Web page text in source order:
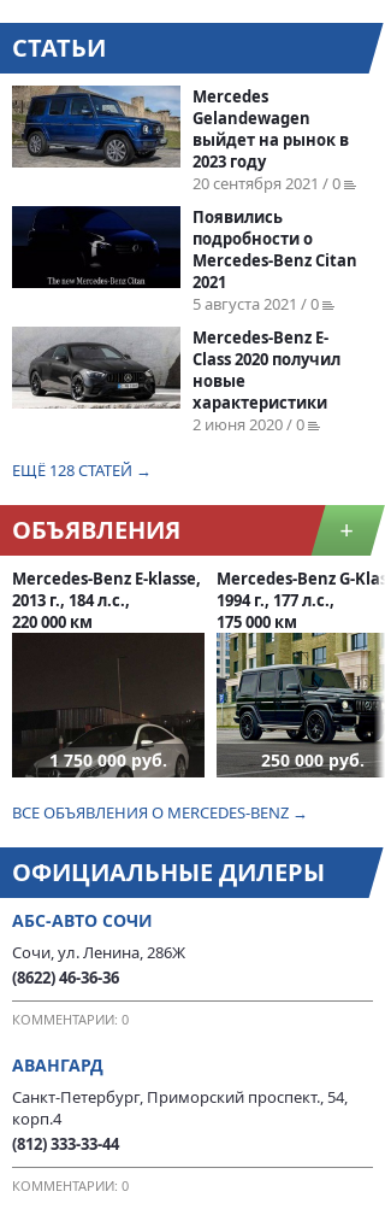
СТАТЬИ
Mercedes
Gelandewagen
выйдет на рынок в
2023 году
20 сентября 2021 / 0
Появились
подробности о
Mercedes-Benz Citan
2021
5 августа 2021 / 0
Mercedes-Benz E-
Class 2020 получил
новые
характеристики
2 июня 2020 / 0
ЕЩЁ 128 СТАТЕЙ →
ОБЪЯВЛЕНИЯ +
Mercedes-Benz E-klasse,
2013 г., 184 л.с.,
220 000 км
1 750 000 руб.
Mercedes-Benz G-
1994 г., 177 л.с.,
175 000 км
250 000 руб.
ВСЕ ОБЪЯВЛЕНИЯ О MERCEDES-BENZ →
ОФИЦИАЛЬНЫЕ ДИЛЕРЫ
АБС-АВТО СОЧИ
Сочи, ул. Ленина, 286Ж
(8622) 46-36-36
КОММЕНТАРИИ: 0
АВАНГАРД
Санкт-Петербург, Приморский проспект., 54,
корп.4
(812) 333-33-44
КОММЕНТАРИИ: 0